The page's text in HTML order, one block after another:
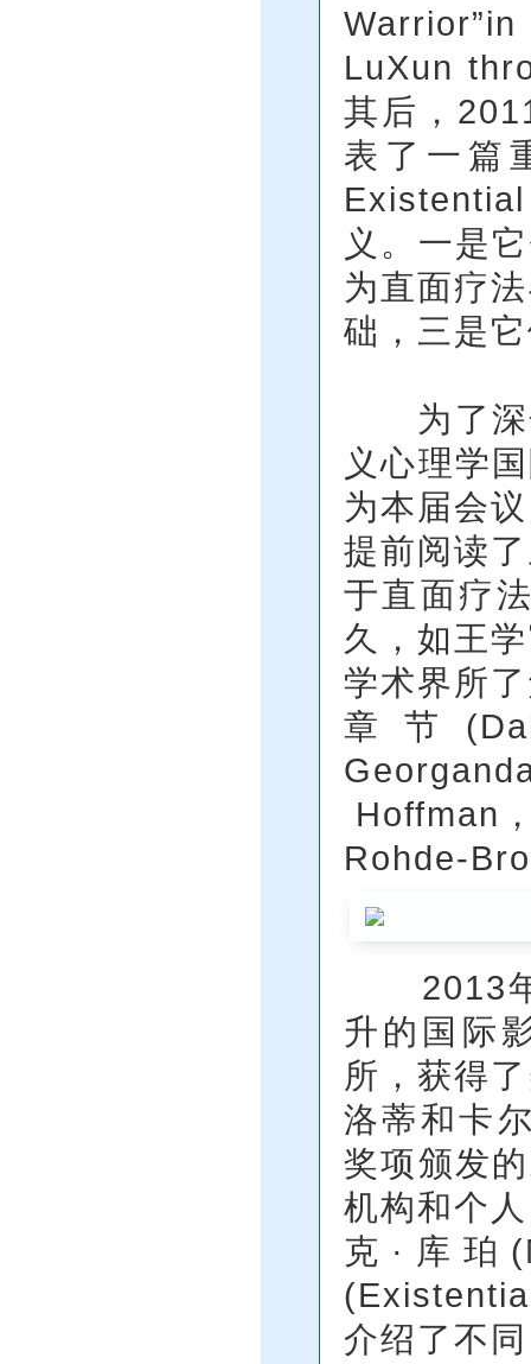
LuXun
其后，
表了一篇
义。一是
为直面疗
础，三是
为了深化
义心理学
为本届会
提前阅读
于直面疗
久，如王
学术界所
章节
Hoffman
Rohde-
2013年
升的国际
所，获得
洛蒂和卡
奖项颁发
机构和个
克·库珀
介绍了不